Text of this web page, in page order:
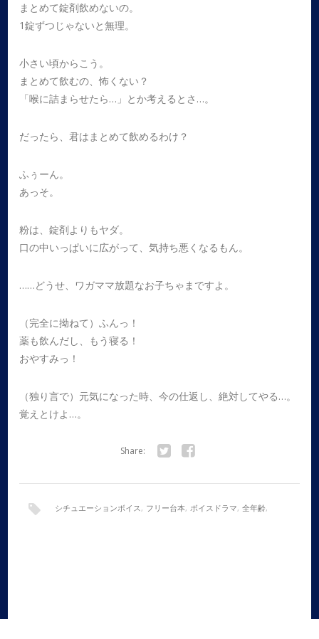
まとめて錠剤飲めないの。
1錠ずつじゃないと無理。
小さい頃からこう。
まとめて飲むの、怖くない？
「喉に詰まらせたら…」とか考えるとさ…。
だったら、君はまとめて飲めるわけ？
ふぅーん。
あっそ。
粉は、錠剤よりもヤダ。
口の中いっぱいに広がって、気持ち悪くなるもん。
……どうせ、ワガママ放題なお子ちゃまですよ。
（完全に拗ねて）ふんっ！
薬も飲んだし、もう寝る！
おやすみっ！
（独り言で）元気になった時、今の仕返し、絶対してやる…。
覚えとけよ…。
Share:
シチュエーションボイス, フリー台本, ボイスドラマ, 全年齢,